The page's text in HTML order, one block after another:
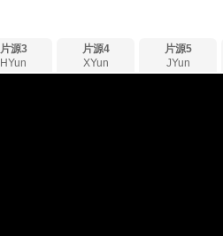
片源3
HYun
片源4
XYun
片源5
JYun